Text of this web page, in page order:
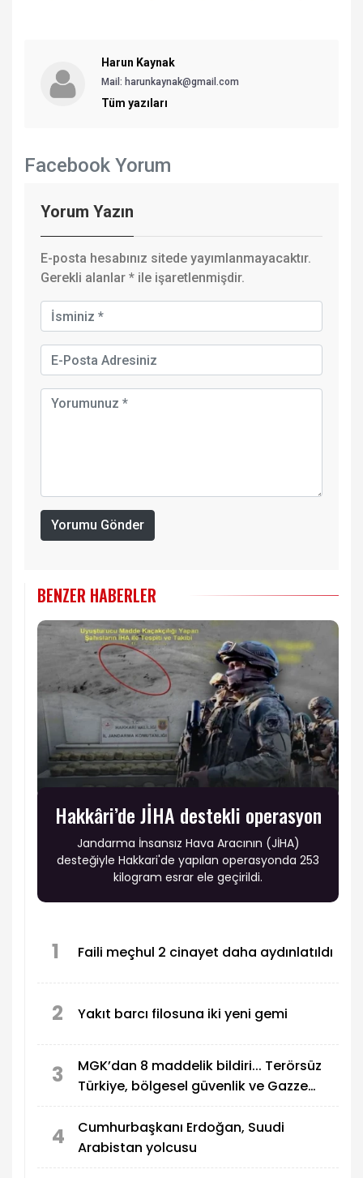
Harun Kaynak
Mail: harunkaynak@gmail.com
Tüm yazıları
Facebook Yorum
Yorum Yazın
E-posta hesabınız sitede yayımlanmayacaktır.
Gerekli alanlar * ile işaretlenmişdir.
Yorumu Gönder
BENZER HABERLER
Hakkâri’de JİHA destekli operasyon
Jandarma İnsansız Hava Aracının (JİHA)
desteğiyle Hakkari'de yapılan operasyonda 253
kilogram esrar ele geçirildi.
1 Faili meçhul 2 cinayet daha aydınlatıldı
2 Yakıt barcı filosuna iki yeni gemi
3
MGK’dan 8 maddelik bildiri... Terörsüz
Türkiye, bölgesel güvenlik ve Gazze
4
Cumhurbaşkanı Erdoğan, Suudi
Arabistan yolcusu